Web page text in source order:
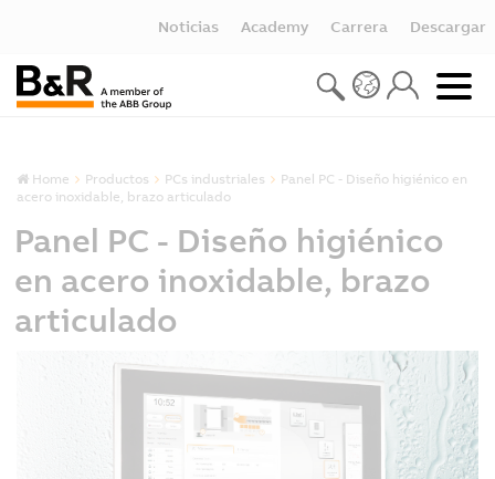
Noticias Academy Carrera Descargar
Home Productos PCs industriales
Panel PC - Diseño higiénico en
acero inoxidable, brazo articulado
Panel PC - Diseño higiénico
en acero inoxidable, brazo
articulado